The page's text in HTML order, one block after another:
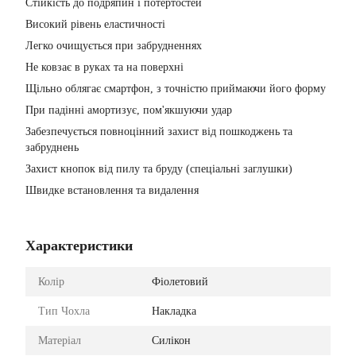
Стійкість до подряпин і потертостей
Високий рівень еластичності
Легко очищується при забрудненнях
Не ковзає в руках та на поверхні
Щільно облягає смартфон, з точністю приймаючи його форму
При падінні амортизує, пом'якшуючи удар
Забезпечується повноцінний захист від пошкоджень та
забруднень
Захист кнопок від пилу та бруду (спеціальні заглушки)
Швидке встановлення та видалення
Характеристики
Колір Фіолетовий
Тип Чохла Накладка
Матеріал Силікон